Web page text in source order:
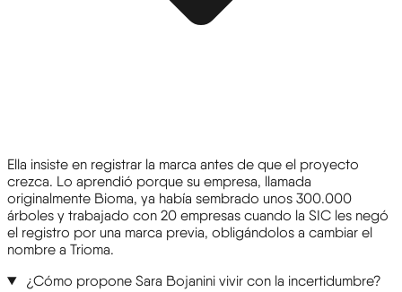
Ella insiste en registrar la marca antes de que el proyecto
crezca. Lo aprendió porque su empresa, llamada
originalmente Bioma, ya había sembrado unos 300.000
árboles y trabajado con 20 empresas cuando la SIC les negó
el registro por una marca previa, obligándolos a cambiar el
nombre a Trioma.
¿Cómo propone Sara Bojanini vivir con la incertidumbre?